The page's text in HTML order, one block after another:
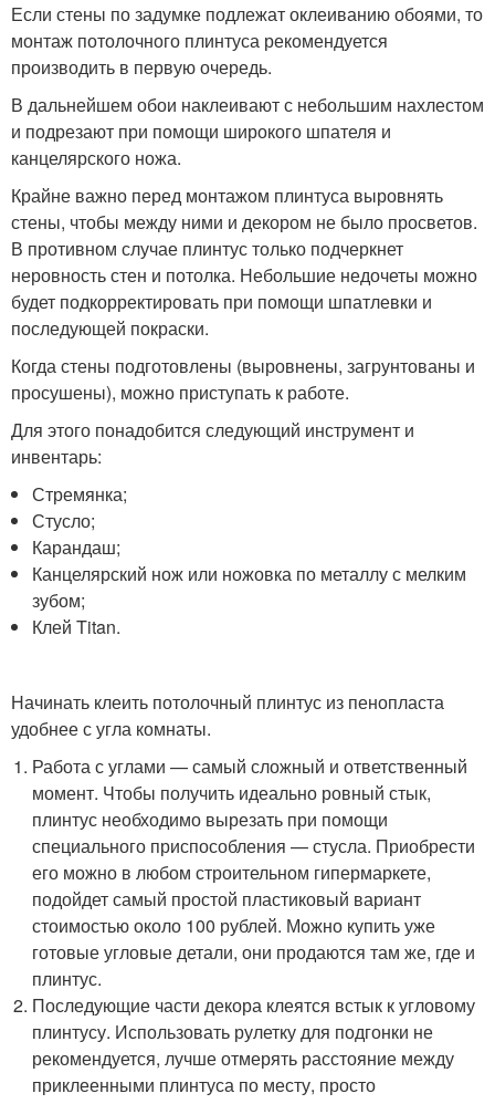
Если стены по задумке подлежат оклеиванию обоями, то
монтаж потолочного плинтуса рекомендуется
производить в первую очередь.
В дальнейшем обои наклеивают с небольшим нахлестом
и подрезают при помощи широкого шпателя и
канцелярского ножа.
Крайне важно перед монтажом плинтуса выровнять
стены, чтобы между ними и декором не было просветов.
В противном случае плинтус только подчеркнет
неровность стен и потолка. Небольшие недочеты можно
будет подкорректировать при помощи шпатлевки и
последующей покраски.
Когда стены подготовлены (выровнены, загрунтованы и
просушены), можно приступать к работе.
Для этого понадобится следующий инструмент и
инвентарь:
Стремянка;
Стусло;
Карандаш;
Канцелярский нож или ножовка по металлу с мелким
зубом;
Клей Titan.
Начинать клеить потолочный плинтус из пенопласта
удобнее с угла комнаты.
Работа с углами — самый сложный и ответственный
момент. Чтобы получить идеально ровный стык,
плинтус необходимо вырезать при помощи
специального приспособления — стусла. Приобрести
его можно в любом строительном гипермаркете,
подойдет самый простой пластиковый вариант
стоимостью около 100 рублей. Можно купить уже
готовые угловые детали, они продаются там же, где и
плинтус.
Последующие части декора клеятся встык к угловому
плинтусу. Использовать рулетку для подгонки не
рекомендуется, лучше отмерять расстояние между
приклеенными плинтуса по месту, просто